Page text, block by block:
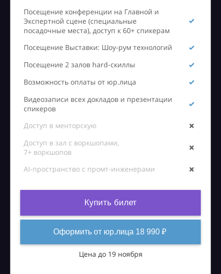
Посещение конференции на Главной и
Экспертной сцене (специальные
посадочные места), доступ к 60+ спикерам
Посещение Выставки: Шоу-рум технологий
Посещение 2 залов hard-скиллы
Возможность оплаты от юр.лица
Видеозаписи всех докладов и презентации
спикеров
Доступ в менторскую
Доступ в зал с воркшопами,
7+ воркшопов
AI-пространство с промт-инженерами
Купить билет
Оформить от юр.лица 18 990 ₽
Цена до 19 ноября